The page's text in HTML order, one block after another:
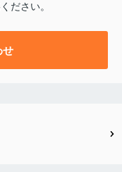
ださい。
せ